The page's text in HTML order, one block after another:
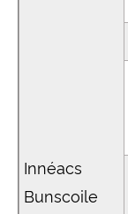
Innéacs
Bunscoile